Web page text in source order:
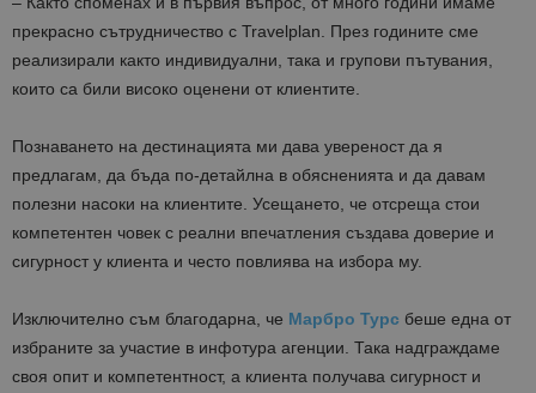
прекрасно сътрудничество с Travelplan . През годините сме
реализирали както индивидуални, така и групови пътувания,
които са били високо оценени от клиентите.
Познаването на дестинацията ми дава увереност да я
предлагам, да бъда по-детайлна в обясненията и да давам
полезни насоки на клиентите. Усещането, че отсреща стои
компетентен човек с реални впечатления създава доверие и
сигурност у клиента и често повлиява на избора му.
Изключително съм благодарна, че Марбро Турс беше една от
избраните за участие в инфотура агенции. Така надграждаме
своя опит и компетентност, а клиента получава сигурност и